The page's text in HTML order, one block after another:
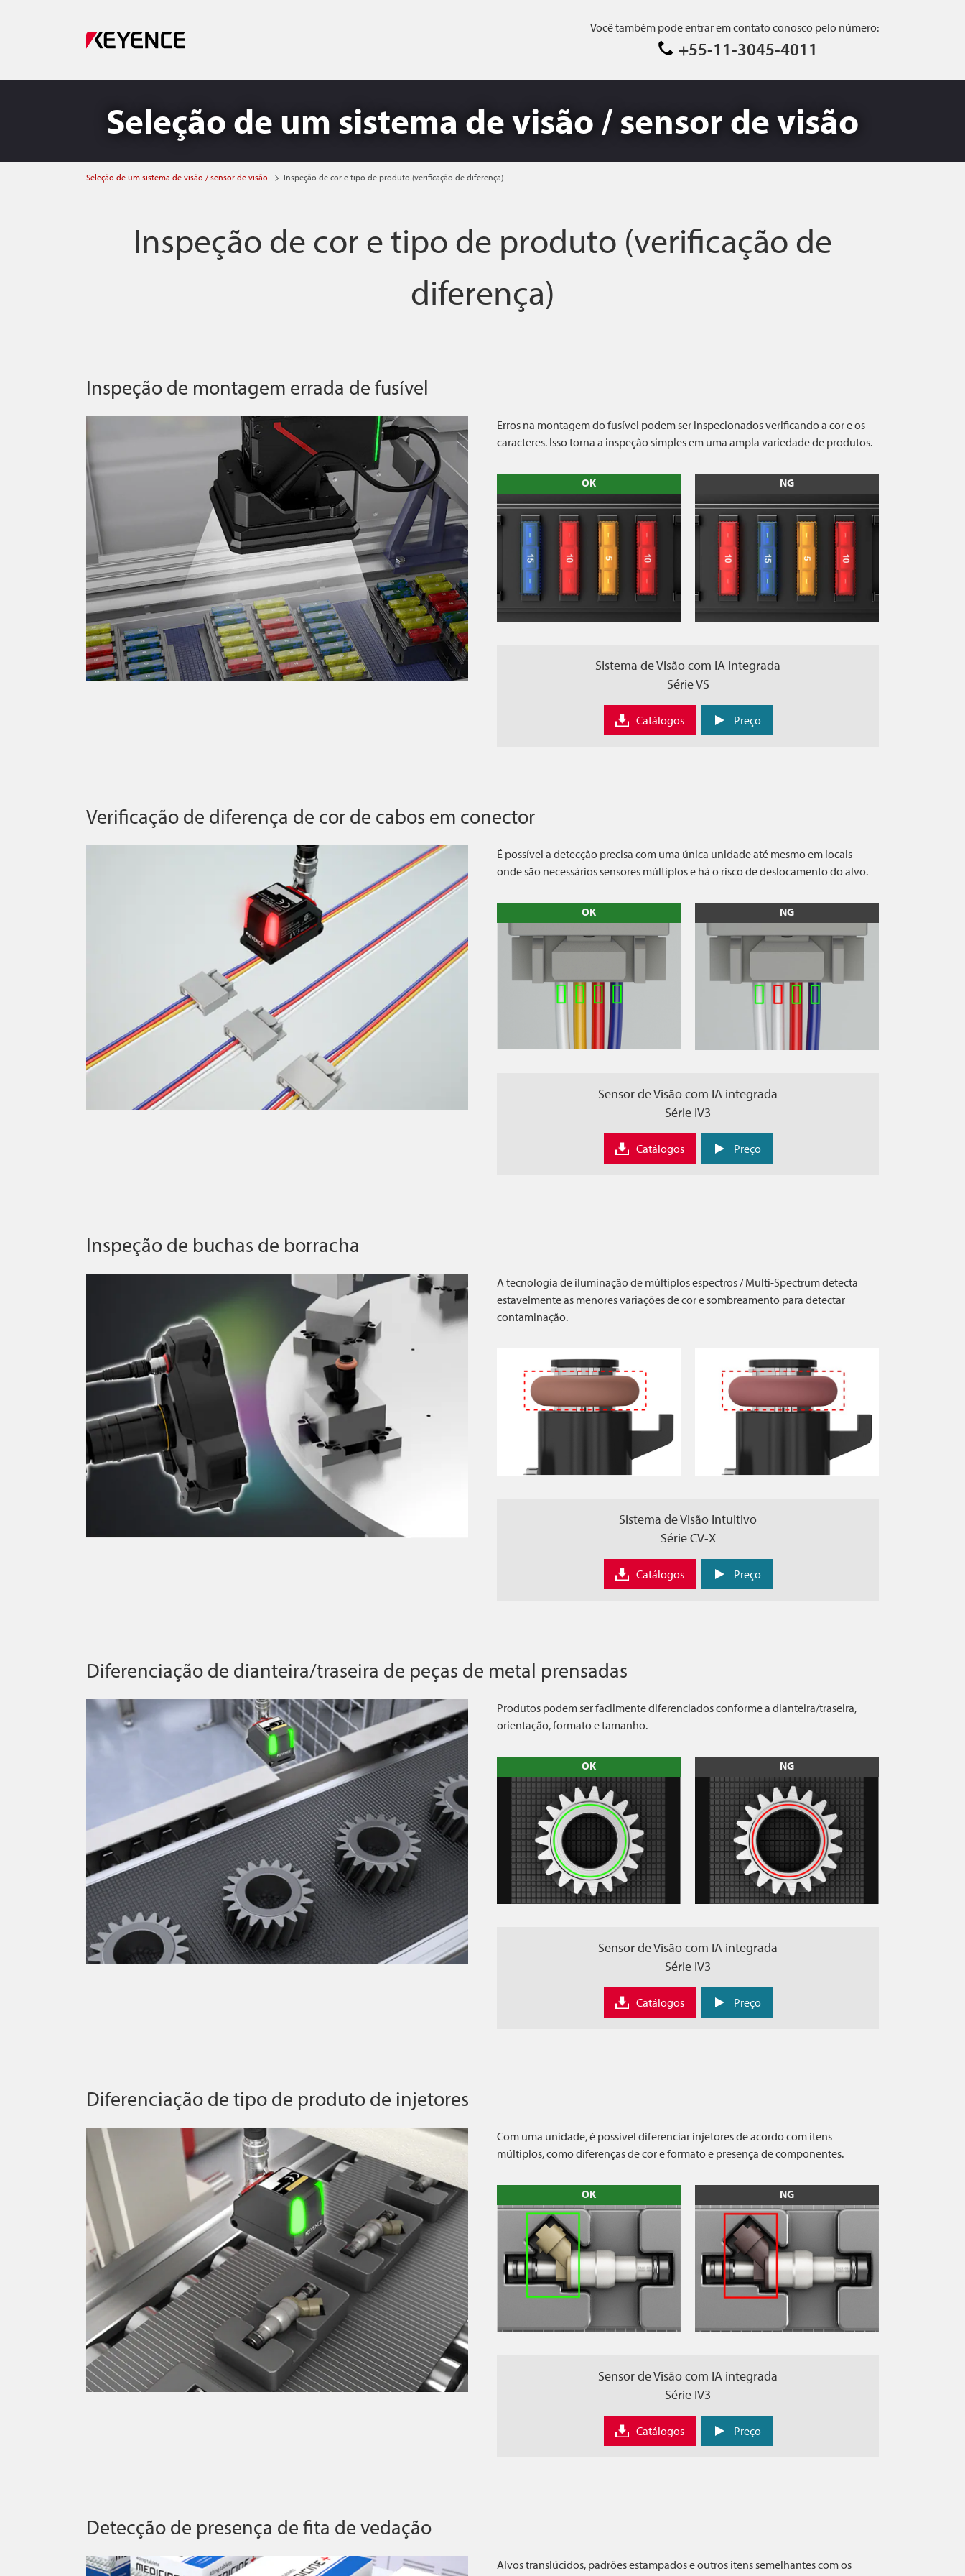
Você também pode entrar em contato conosco pelo número:
+55-11-3045-4011
Seleção de um sistema de visão / sensor de visão
Seleção de um sistema de visão / sensor de visão Inspeção de cor e tipo de produto (verificação de diferença)
Inspeção de cor e tipo de produto (verificação de
diferença)
Inspeção de montagem errada de fusível
Erros na montagem do fusível podem ser inspecionados verificando a cor e os
caracteres. Isso torna a inspeção simples em uma ampla variedade de produtos.
OK NG
Sistema de Visão com IA integrada
Série VS
Catálogos Preço
Verificação de diferença de cor de cabos em conector
É possível a detecção precisa com uma única unidade até mesmo em locais
onde são necessários sensores múltiplos e há o risco de deslocamento do alvo.
OK NG
Sensor de Visão com IA integrada
Série IV3
Catálogos Preço
Inspeção de buchas de borracha
A tecnologia de iluminação de múltiplos espectros / Multi-Spectrum detecta
estavelmente as menores variações de cor e sombreamento para detectar
contaminação.
Sistema de Visão Intuitivo
Série CV-X
Catálogos Preço
Diferenciação de dianteira/traseira de peças de metal prensadas
Produtos podem ser facilmente diferenciados conforme a dianteira/traseira,
orientação, formato e tamanho.
OK NG
Sensor de Visão com IA integrada
Série IV3
Catálogos Preço
Diferenciação de tipo de produto de injetores
Com uma unidade, é possível diferenciar injetores de acordo com itens
múltiplos, como diferenças de cor e formato e presença de componentes.
OK NG
Sensor de Visão com IA integrada
Série IV3
Catálogos Preço
Detecção de presença de fita de vedação
Alvos translúcidos, padrões estampados e outros itens semelhantes com os